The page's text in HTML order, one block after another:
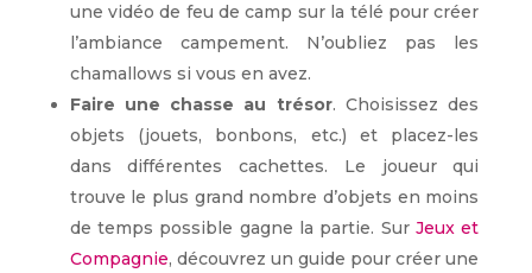
une vidéo de feu de camp sur la télé pour créer
l’ambiance campement. N’oubliez pas les
chamallows si vous en avez.
Faire une chasse au trésor. Choisissez des
objets (jouets, bonbons, etc.) et placez-les
dans différentes cachettes. Le joueur qui
trouve le plus grand nombre d’objets en moins
de temps possible gagne la partie. Sur Jeux et
Compagnie, découvrez un guide pour créer une